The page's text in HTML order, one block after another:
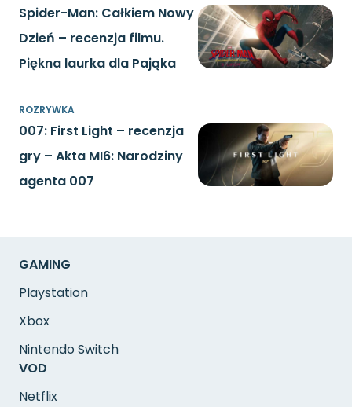
Spider-Man: Całkiem Nowy
Dzień – recenzja filmu.
Piękna laurka dla Pająka
ROZRYWKA
007: First Light – recenzja
gry – Akta MI6: Narodziny
agenta 007
GAMING
Playstation
Xbox
Nintendo Switch
VOD
Netflix